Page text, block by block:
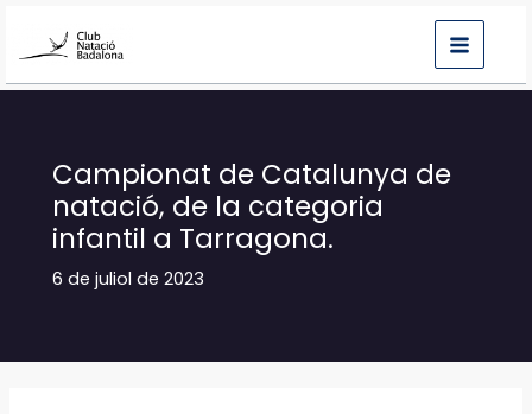
Campionat de Catalunya de
natació, de la categoria
infantil a Tarragona.
6 de juliol de 2023